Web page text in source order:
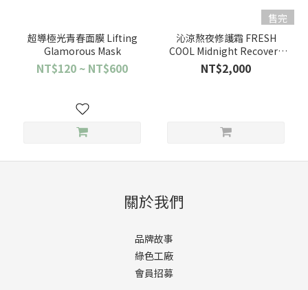
超導極光青春面膜 Lifting
Glamorous Mask
NT$120 ~ NT$600
售完
沁涼熬夜修護霜 FRESH
COOL Midnight Recovery
Treatment
NT$2,000
關於我們
品牌故事
綠色工廠
會員招募